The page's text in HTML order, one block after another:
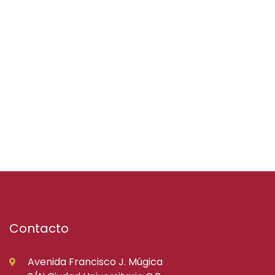
Contacto
Avenida Francisco J. Múgica